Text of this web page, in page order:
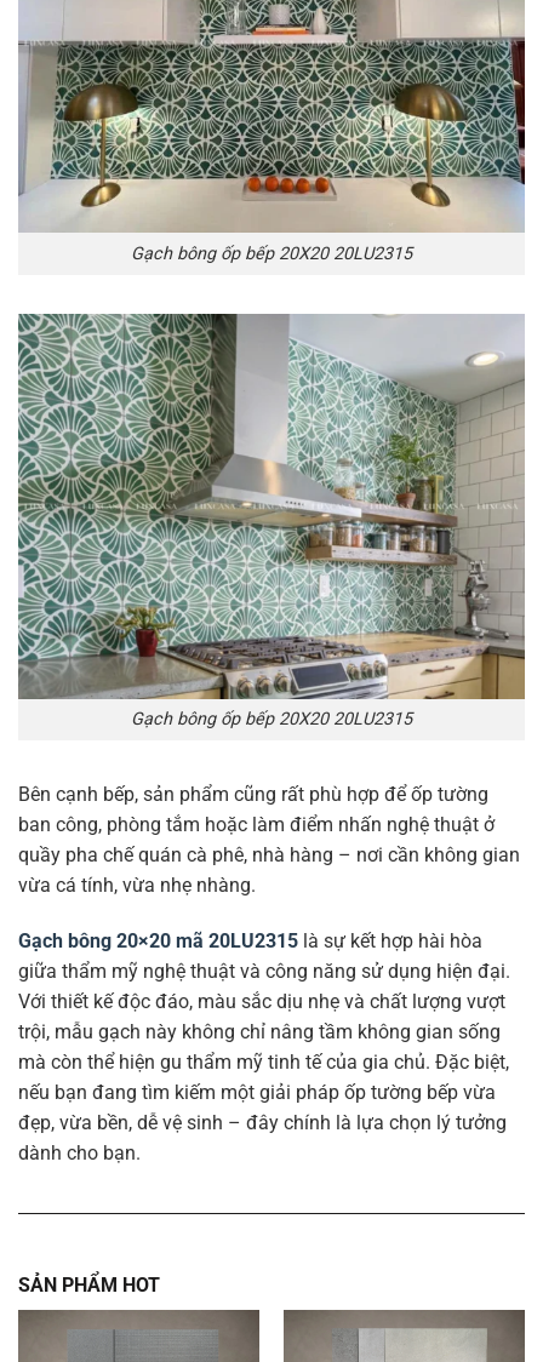
Gạch bông ốp bếp 20X20 20LU2315
Gạch bông ốp bếp 20X20 20LU2315
Bên cạnh bếp, sản phẩm cũng rất phù hợp để ốp tường
ban công, phòng tắm hoặc làm điểm nhấn nghệ thuật ở
quầy pha chế quán cà phê, nhà hàng – nơi cần không gian
vừa cá tính, vừa nhẹ nhàng.
Gạch bông 20×20 mã 20LU2315 là sự kết hợp hài hòa
giữa thẩm mỹ nghệ thuật và công năng sử dụng hiện đại.
Với thiết kế độc đáo, màu sắc dịu nhẹ và chất lượng vượt
trội, mẫu gạch này không chỉ nâng tầm không gian sống
mà còn thể hiện gu thẩm mỹ tinh tế của gia chủ. Đặc biệt,
nếu bạn đang tìm kiếm một giải pháp ốp tường bếp vừa
đẹp, vừa bền, dễ vệ sinh – đây chính là lựa chọn lý tưởng
dành cho bạn.
SẢN PHẨM HOT